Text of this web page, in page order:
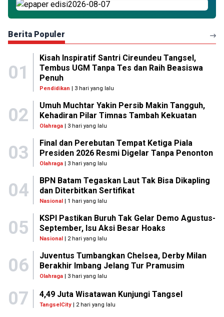
Berita Populer
01
Kisah Inspiratif Santri Cireundeu Tangsel,
Tembus UGM Tanpa Tes dan Raih Beasiswa
Penuh
Pendidikan | 3 hari yang lalu
02
Umuh Muchtar Yakin Persib Makin Tangguh,
Kehadiran Pilar Timnas Tambah Kekuatan
Olahraga| 3 hari yang lalu
03
Final dan Perebutan Tempat Ketiga Piala
Presiden 2026 Resmi Digelar Tanpa Penonton
Olahraga| 3 hari yang lalu
04
BPN Batam Tegaskan Laut Tak Bisa Dikapling
dan Diterbitkan Sertifikat
Nasional| 1 hari yang lalu
05
KSPI Pastikan Buruh Tak Gelar Demo Agustus-
September, Isu Aksi Besar Hoaks
Nasional| 2 hari yang lalu
06
Juventus Tumbangkan Chelsea, Derby Milan
Berakhir Imbang Jelang Tur Pramusim
Olahraga| 3 hari yang lalu
07 4,49 Juta Wisatawan Kunjungi Tangsel
TangselCity | 2 hari yang lalu